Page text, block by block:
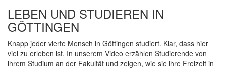
LEBEN UND STUDIEREN IN
GÖTTINGEN
Knapp jeder vierte Mensch in Göttingen studiert. Klar, dass hier
viel zu erleben ist. In unserem Video erzählen Studierende von
ihrem Studium an der Fakultät und zeigen, wie sie ihre Freizeit in